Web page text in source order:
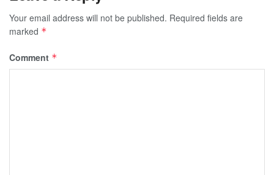
Your email address will not be published. Required fields are
marked *
Comment *